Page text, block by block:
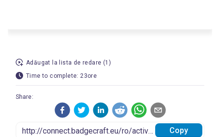
Adăugat la lista de redare (1)
Time to complete: 23ore
Share:
Copy